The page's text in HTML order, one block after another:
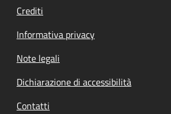
Crediti
Informativa privacy
Note legali
Dichiarazione di accessibilità
Contatti